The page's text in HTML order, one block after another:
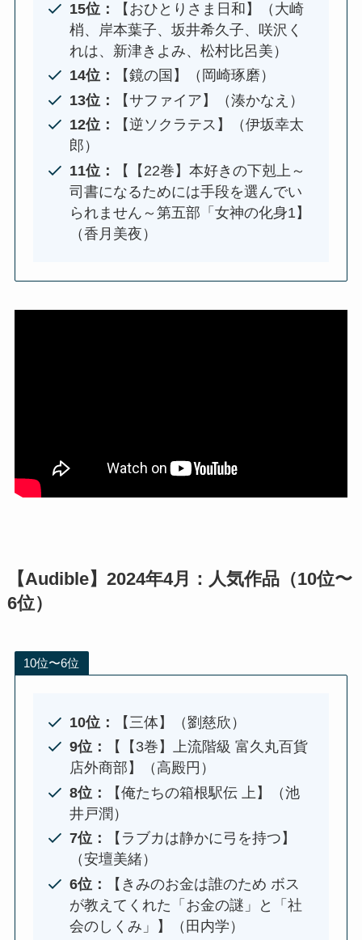
15位：
【おひとりさま日和】（大崎
梢、岸本葉子、坂井希久子、咲沢く
れは、新津きよみ、松村比呂美）
14位：
【鏡の国】（岡崎琢磨）
13位：
【サファイア】（湊かなえ）
12位：
【逆ソクラテス】（伊坂幸太
郎）
11位：
【【22巻】本好きの下剋上～
司書になるためには手段を選んでい
られません～第五部「女神の化身1】
（香月美夜）
【Audible】2024年4月：人気作品（10位〜
6位）
10位〜6位
10位：
【三体】（劉慈欣）
9位：
【【3巻】上流階級 富久丸百貨
店外商部】（高殿円）
8位：
【俺たちの箱根駅伝 上】（池
井戸潤）
7位：
【ラブカは静かに弓を持つ】
（安壇美緒）
6位：
【きみのお金は誰のため ボス
が教えてくれた「お金の謎」と「社
会のしくみ」】（田内学）